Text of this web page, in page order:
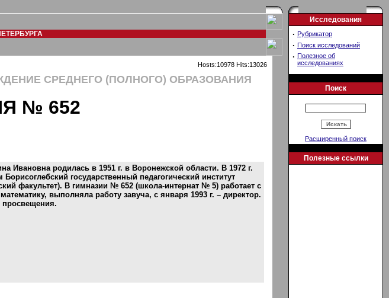
Hosts:10978 Hits:13026
СРЕДНЕГО (ПОЛНОГО) ОБРАЗОВАНИЯ
№ 652
Ивановна родилась в 1951 г. в Воронежской области. В 1972 г.
государственный педагогический институт
факультет). В гимназии № 652 (школа-интернат № 5) работает с
выполняла работу завуча, с января 1993 г. – директор.
просвещения.
Исследования
· Рубрикатор
· Поиск исследований
· Полезное об
исследованиях
Поиск
Расширенный поиск
Полезные ссылки